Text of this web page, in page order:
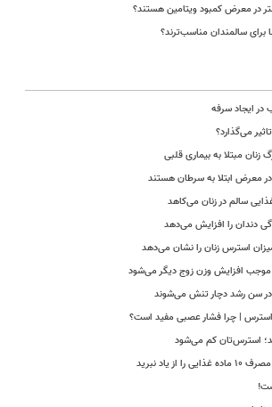
در معرض کمبود ویتامین هستند؟
برای سالمندان مناسب‌ترند؟
در ایجاد سرفه
می‌گذارد؟
مبتلا به بیماری قلبی
معرض ابتلا به سرطان هستند
سالم در زنان می‌کاهد
دندان را افزایش می‌دهد
استرس زنان را نشان می‌دهد
افزایش وزن زوج دیگر می‌شود
استرس | چرا فشار عصبی مفید است؟
استرس‌تان کم ‌می‌شود
یاد نبرید